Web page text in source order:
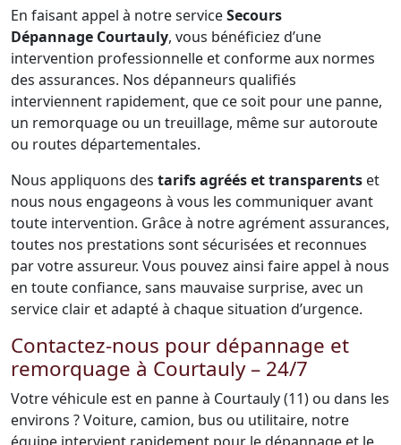
En faisant appel à notre serviceSecours
Dépannage Courtauly, vous bénéficiez d’une
intervention professionnelle et conforme aux normes
des assurances. Nos dépanneurs qualifiés
interviennent rapidement, que ce soit pour une panne,
un remorquage ou un treuillage, même sur autoroute
ou routes départementales.
Nous appliquons des tarifs agréés et transparents et
nous nous engageons à vous les communiquer avant
toute intervention. Grâce à notre agrément assurances,
toutes nos prestations sont sécurisées et reconnues
par votre assureur. Vous pouvez ainsi faire appel à nous
en toute confiance, sans mauvaise surprise, avec un
service clair et adapté à chaque situation d’urgence.
Contactez-nous pour dépannage et
remorquage à Courtauly – 24/7
Votre véhicule est en panne à Courtauly (11) ou dans les
environs ? Voiture, camion, bus ou utilitaire, notre